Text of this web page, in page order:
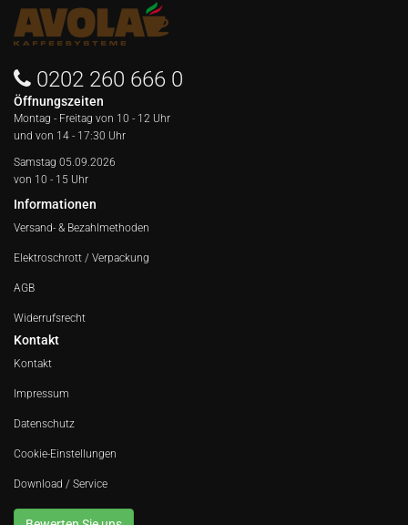
0202 260 666 0
Öffnungszeiten
Montag - Freitag von 10 - 12 Uhr
und von 14 - 17:30 Uhr
Samstag 05.09.2026
von 10 - 15 Uhr
Informationen
Versand- & Bezahlmethoden
Elektroschrott / Verpackung
AGB
Widerrufsrecht
Kontakt
Kontakt
Impressum
Datenschutz
Cookie-Einstellungen
Download / Service